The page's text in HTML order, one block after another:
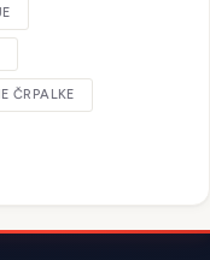
ČRPALKE